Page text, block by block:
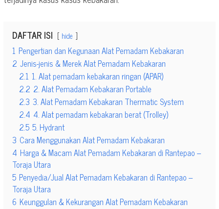
DAFTAR ISI hide
1 Pengertian dan Kegunaan Alat Pemadam Kebakaran
2 Jenis-jenis & Merek Alat Pemadam Kebakaran
2.1 1. Alat pemadam kebakaran ringan (APAR)
2.2 2. Alat Pemadam Kebakaran Portable
2.3 3. Alat Pemadam Kebakaran Thermatic System
2.4 4. Alat pemadam kebakaran berat (Trolley)
2.5 5. Hydrant
3 Cara Menggunakan Alat Pemadam Kebakaran
4 Harga & Macam Alat Pemadam Kebakaran di Rantepao –
Toraja Utara
5 Penyedia/Jual Alat Pemadam Kebakaran di Rantepao –
Toraja Utara
6 Keunggulan & Kekurangan Alat Pemadam Kebakaran